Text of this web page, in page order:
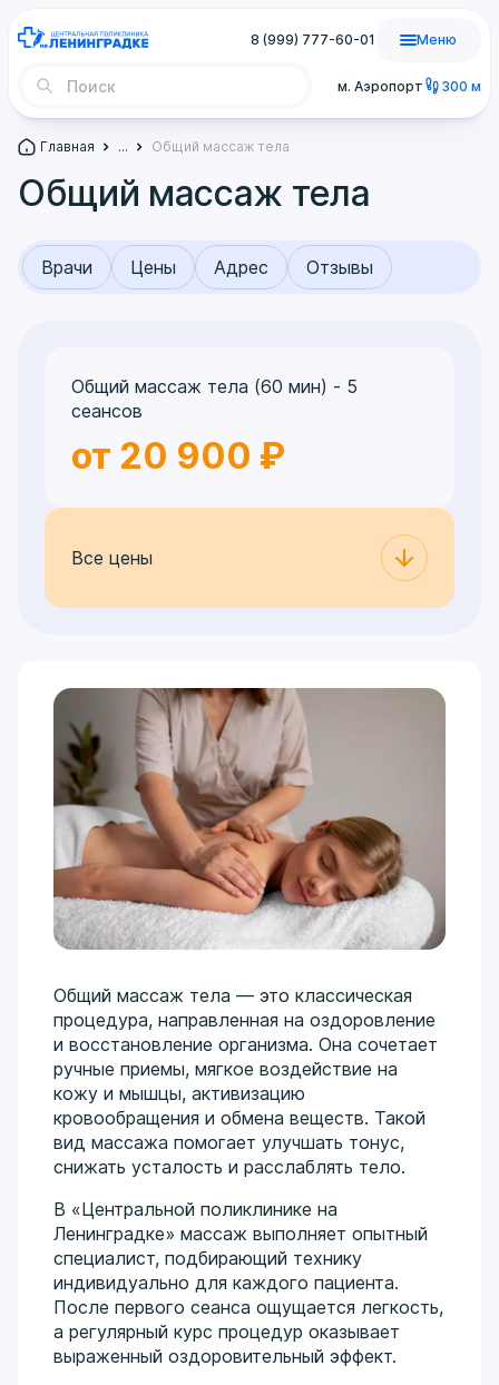
м. Аэропорт 300 м
8 (999) 777-60-01 Меню
Главная ... Общий массаж тела
Общий массаж тела
Врачи Цены Адрес Отзывы
Общий массаж тела (60 мин) - 5
сеансов
от 20 900 ₽
Все цены
Общий массаж тела — это классическая
процедура, направленная на оздоровление
и восстановление организма. Она сочетает
ручные приемы, мягкое воздействие на
кожу и мышцы, активизацию
кровообращения и обмена веществ. Такой
вид массажа помогает улучшать тонус,
снижать усталость и расслаблять тело.
В «Центральной поликлинике на
Ленинградке» массаж выполняет опытный
специалист, подбирающий технику
индивидуально для каждого пациента.
После первого сеанса ощущается легкость,
а регулярный курс процедур оказывает
выраженный оздоровительный эффект.